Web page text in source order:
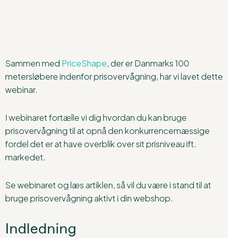
Sammen med PriceShape, der er Danmarks 100
metersløbere indenfor prisovervågning, har vi lavet dette
webinar.
I webinaret fortælle vi dig hvordan du kan bruge
prisovervågning til at opnå den konkurrencemæssige
fordel det er at have overblik over sit prisniveau ift.
markedet.
Se webinaret og læs artiklen, så vil du være i stand til at
bruge prisovervågning aktivt i din webshop.
Indledning